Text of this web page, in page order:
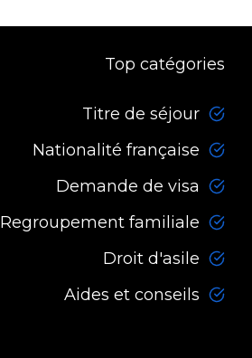
Top catégories
Titre de séjour
Nationalité française
Demande de visa
Regroupement familiale
Droit d'asile
Aides et conseils